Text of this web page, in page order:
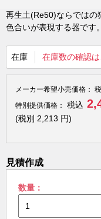
再生土(Re50)ならではの
色合いが表現する器です。
在庫 在庫数の確認は
メーカー希望小売価格：
特別提供価格：
税込
(税別 2,213 円)
見積作成
数量：